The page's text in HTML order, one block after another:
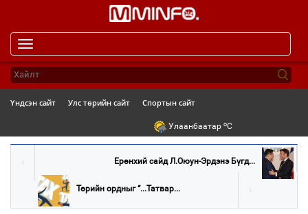
navigation
Үндсэн сайт Улс төрийн сайт Спортын сайт
Улаанбаатар oC
Ерөнхий сайд Л.Оюун-Эрдэнэ Бүгд...
Төрийн ордныг “...Татвар...